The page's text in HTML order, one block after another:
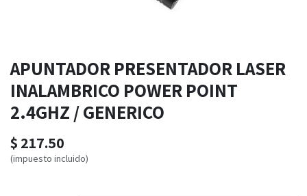
APUNTADOR PRESENTADOR LASER
INALAMBRICO POWER POINT
2.4GHZ / GENERICO
$ 217.50
(impuesto incluido)